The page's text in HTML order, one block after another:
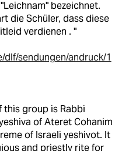
bezeichnet.
die Schüler, dass diese
verdienen . "
sendungen/andruck/1
this group is Rabbi
of Ateret Cohanim
of Israeli yeshivot. It
and priestly rite for